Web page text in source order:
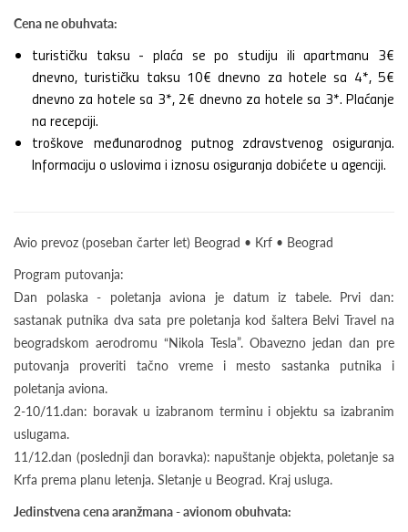
Cena ne obuhvata:
turističku taksu - plaća se po studiju ili apartmanu 3€
dnevno, turističku taksu 10€ dnevno za hotele sa 4*, 5€
dnevno za hotele sa 3*, 2€ dnevno za hotele sa 3*. Plaćanje
na recepciji.
troškove međunarodnog putnog zdravstvenog osiguranja.
Informaciju o uslovima i iznosu osiguranja dobićete u agenciji.
Avio prevoz (poseban čarter let) Beograd • Krf • Beograd
Program putovanja:
Dan polaska - poletanja aviona je datum iz tabele. Prvi dan:
sastanak putnika dva sata pre poletanja kod šaltera Belvi Travel na
beogradskom aerodromu “Nikola Tesla”. Obavezno jedan dan pre
putovanja proveriti tačno vreme i mesto sastanka putnika i
poletanja aviona.
2-10/11.dan: boravak u izabranom terminu i objektu sa izabranim
uslugama.
11/12.dan (poslednji dan boravka): napuštanje objekta, poletanje sa
Krfa prema planu letenja. Sletanje u Beograd. Kraj usluga.
Jedinstvena cena aranžmana - avionom obuhvata: